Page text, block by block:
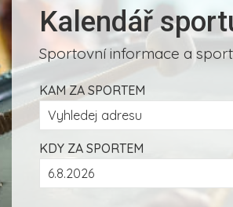
Kalendář
Sportovní informace a
KAM ZA SPORTEM
KDY ZA SPORTEM